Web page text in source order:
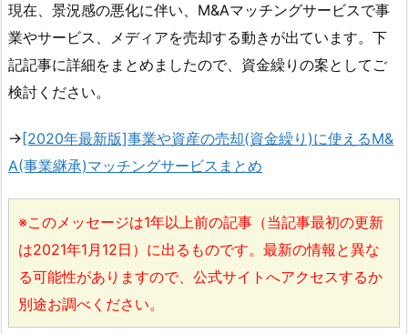
現在、景況感の悪化に伴い、M&Aマッチングサービスで事
業やサービス、メディアを売却する動きが出ています。下
記記事に詳細をまとめましたので、資金繰りの案としてご
検討ください。
→[2020年最新版]事業や資産の売却(資金繰り)に使えるM&
A(事業継承)マッチングサービスまとめ
※このメッセージは1年以上前の記事（当記事最初の更新
は2021年1月12日）に出るものです。最新の情報と異な
る可能性がありますので、公式サイトへアクセスするか
別途お調べください。